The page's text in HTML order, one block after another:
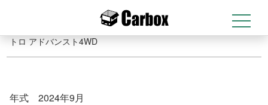
t
o
g
クワトロ アドバンスト4WD
最新情報！ アウディA4アバント40TDIクワ
トロ アドバンスト4WD
年式 2024年9月